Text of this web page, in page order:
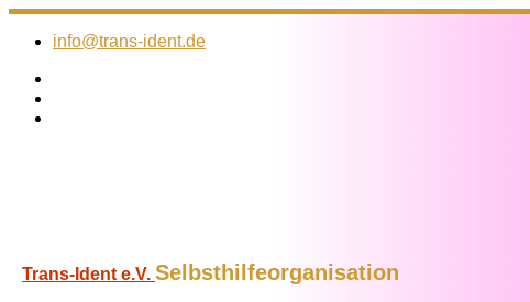
Zum
Inhalt
info@trans-ident.de
Trans-Ident e.V. Selbsthilfeorganisation